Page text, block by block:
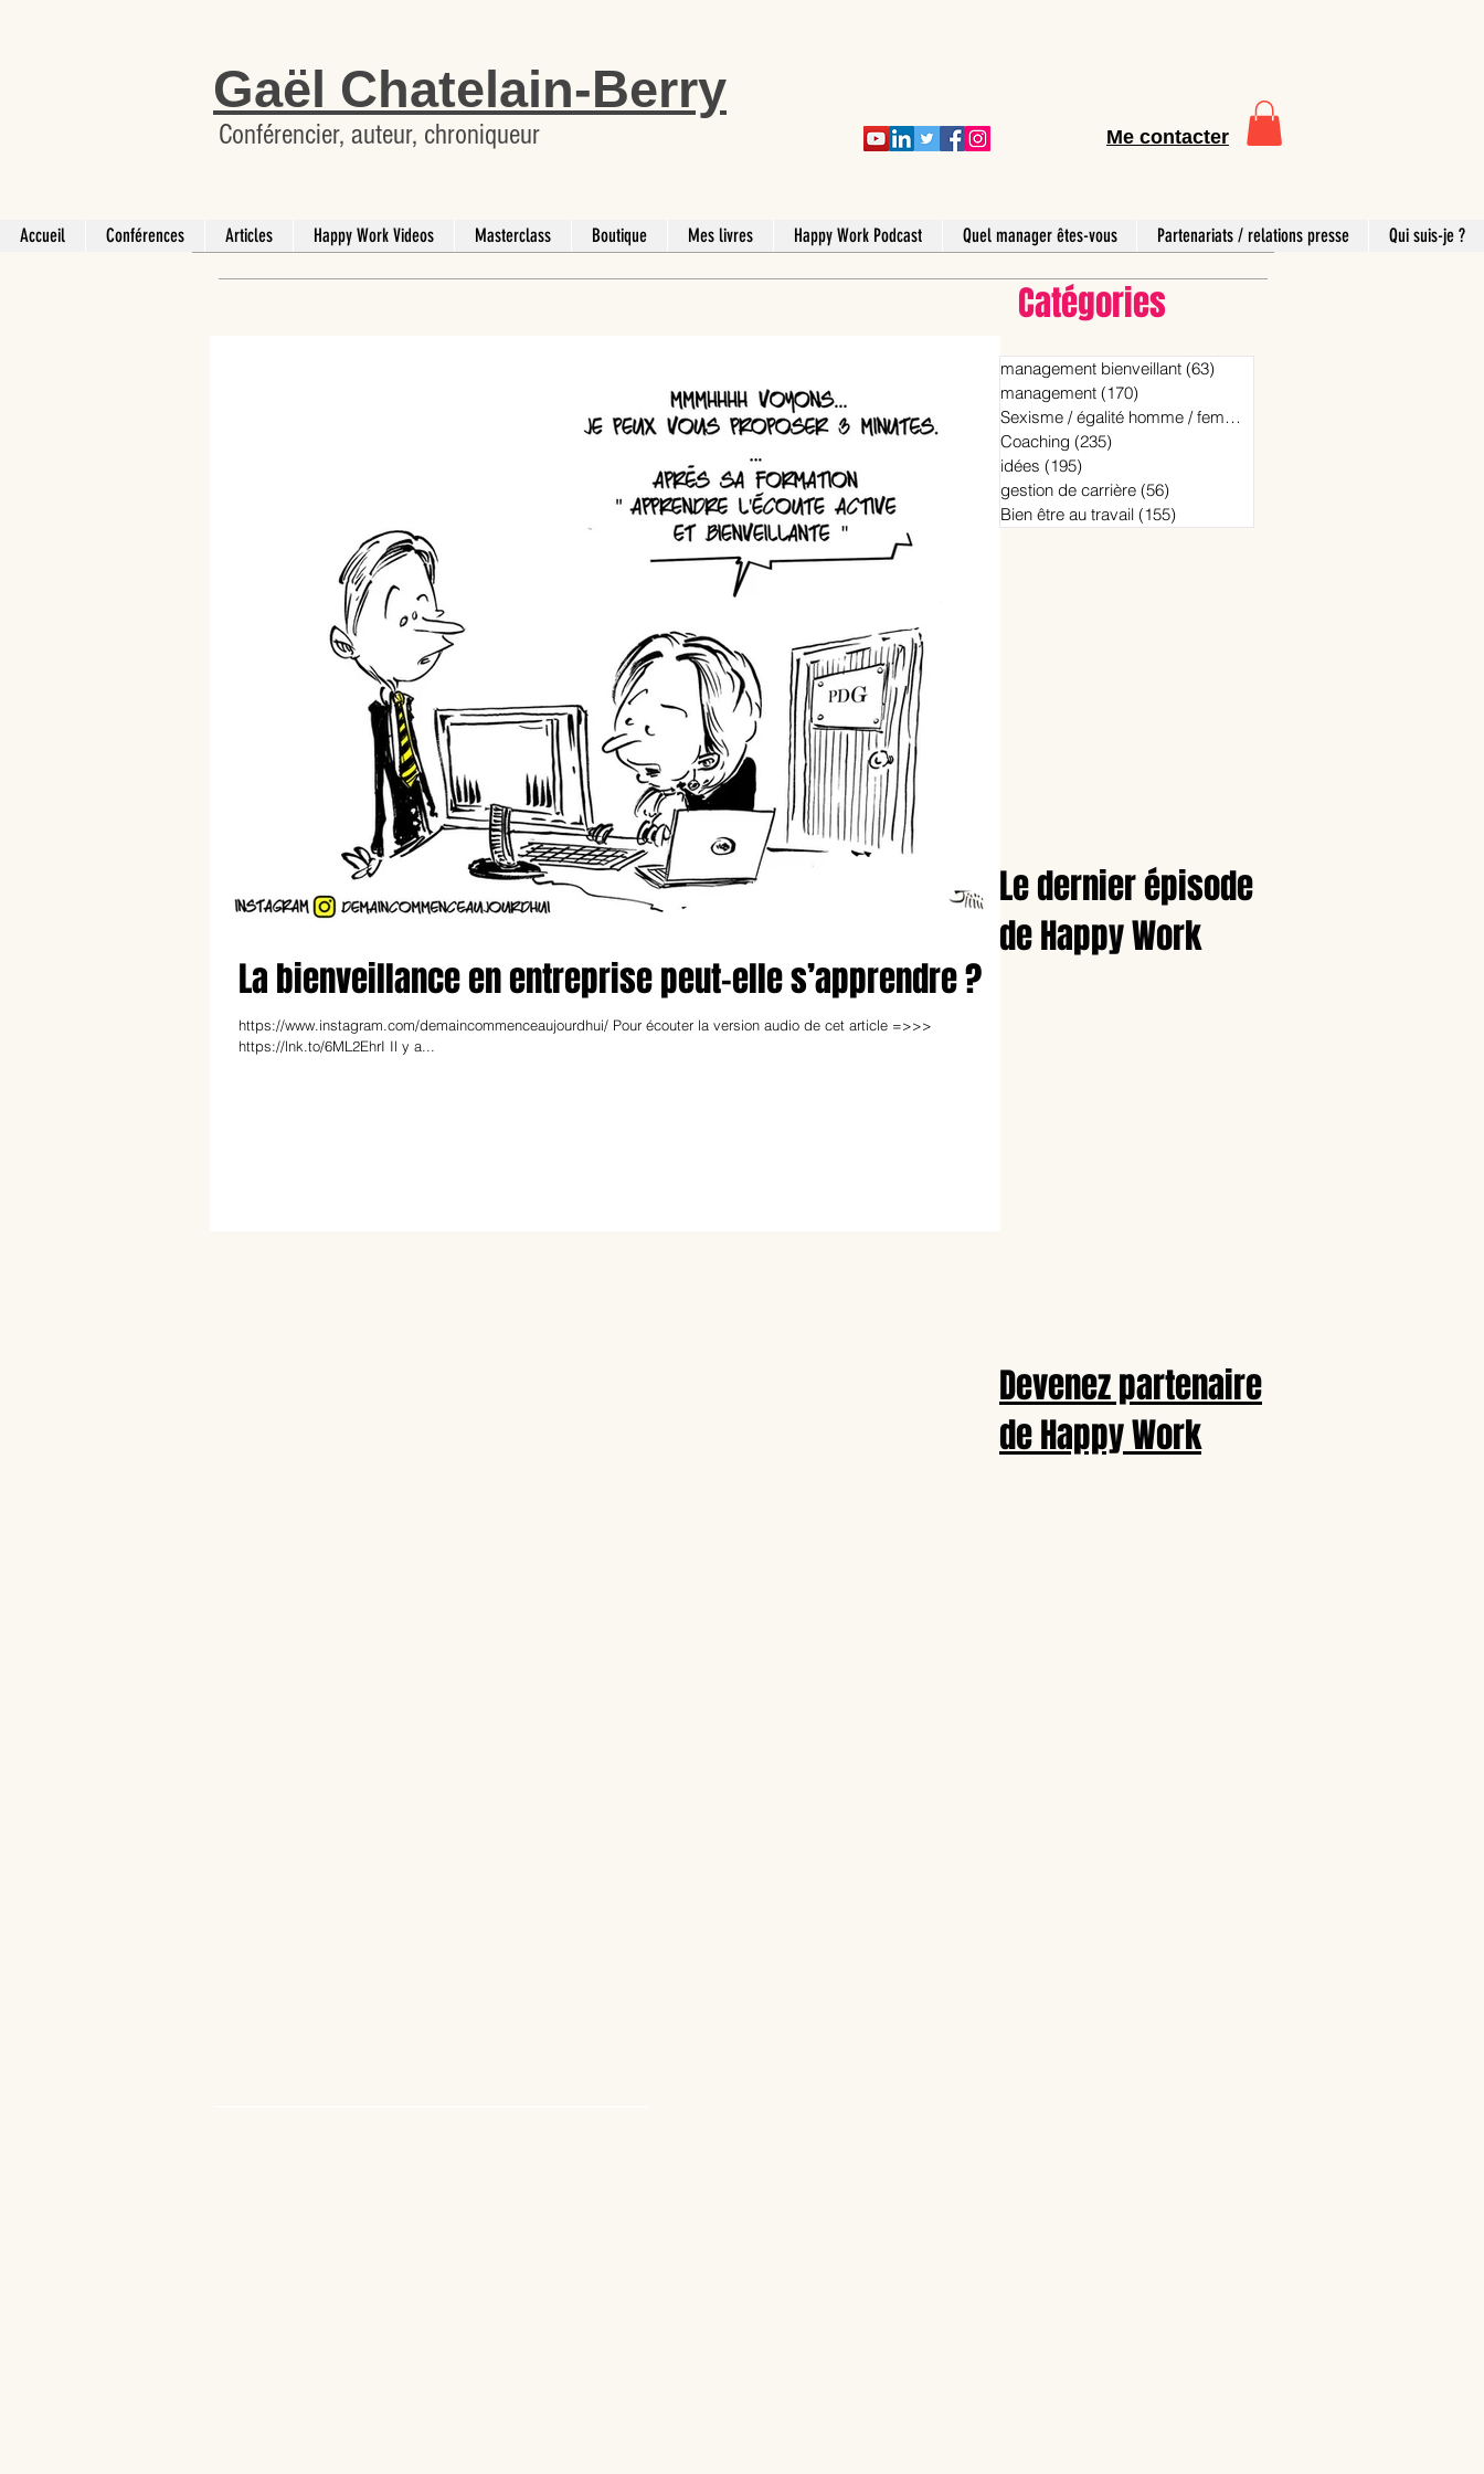
Gaël Chatelain-Berry
Conférencier, auteur, chroniqueur Me contacter
Accueil Conférences Articles Happy Work Videos Masterclass Boutique Mes livres Happy Work Podcast Quel manager êtes-vous Partenariats / relations presse Qui suis-je ?
Catégories
La bienveillance en entreprise peut-elle s’apprendre ?
https://www.instagram.com/demaincommenceaujourdhui/ Pour écouter la version audio de cet article =>>>
https://lnk.to/6ML2EhrI Il y a...
management bienveillant (63)
management (170)
Sexisme / égalité homme / femme
Coaching (235)
idées (195)
gestion de carrière (56)
Bien être au travail (155)
Le dernier épisode
de Happy Work
Devenez partenaire
de Happy Work